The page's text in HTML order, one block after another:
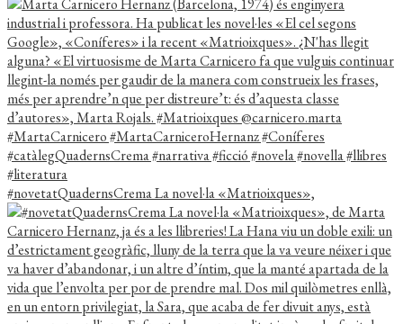
#novetatQuadernsCrema La novel·la «Matrioixques»,